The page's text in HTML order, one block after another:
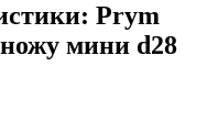
Prym
мини d28